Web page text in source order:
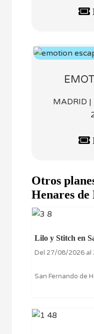
MADRID |
Otros
Henares
Lilo y Stitch en
Del 27/08/2026
San Fernando de